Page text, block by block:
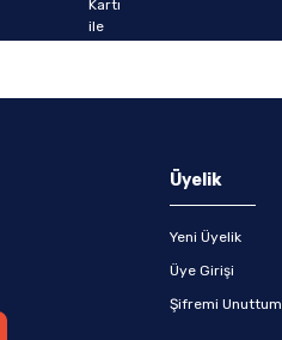
Üyelik
Yeni Üyelik
Üye Girişi
Şifremi Unuttum